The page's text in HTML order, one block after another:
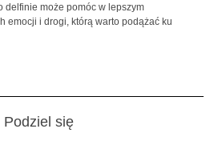
delfinie może pomóc w lepszym
emocji i drogi, którą warto podążać ku
Podziel się